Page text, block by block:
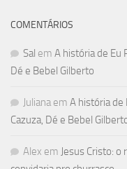
COMENTÁRIOS
Sal em A história de Eu
Dé e Bebel Gilberto
Juliana em A história de
Cazuza, Dé e Bebel
Alex em Jesus Cristo: